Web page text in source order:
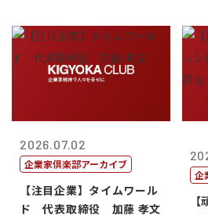
2026.07.02
企業家倶楽部アーカイブ
【注目企業】タイムワール
ド 代表取締役 加藤 孝文
企